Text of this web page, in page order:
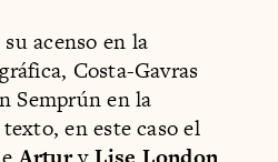
acenso en la
Costa-Gavras
Semprún en la
en este caso el